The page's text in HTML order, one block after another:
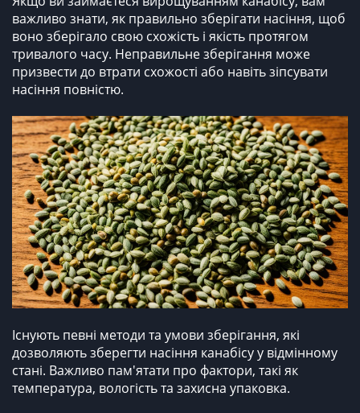
важливо знати, як правильно зберігати насіння, щоб
воно зберігало свою схожість і якість протягом
тривалого часу. Неправильне зберігання може
призвести до втрати схожості або навіть зіпсувати
насіння повністю.
Існують певні методи та умови зберігання, які
дозволяють зберегти насіння канабісу у відмінному
стані. Важливо пам'ятати про фактори, такі як
температура, вологість та захисна упаковка.